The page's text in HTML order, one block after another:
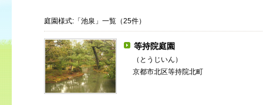
庭園様式:「池泉」一覧（25件）
等持院庭園
（とうじいん）
京都市北区等持院北町